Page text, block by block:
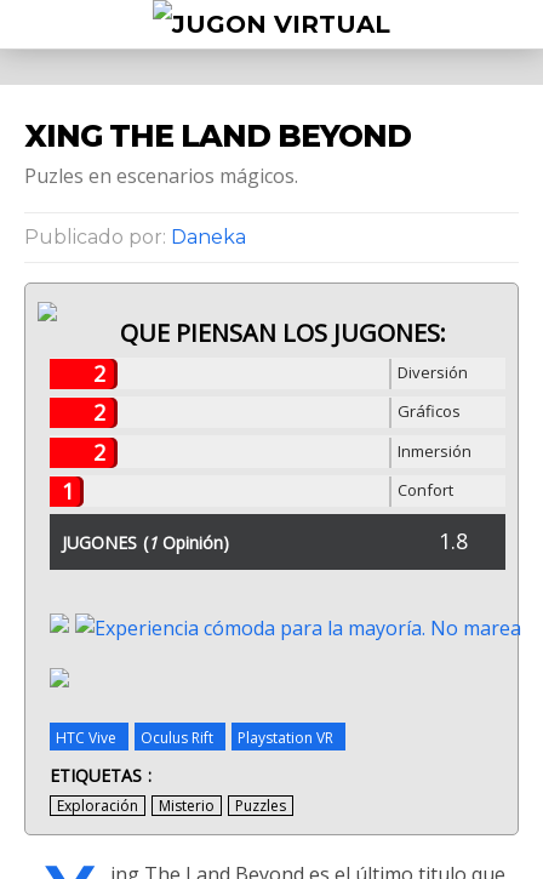
XING THE LAND BEYOND
Puzles en escenarios mágicos.
Publicado por: Daneka
QUE PIENSAN LOS JUGONES:
2 Diversión
2 Gráficos
2 Inmersión
1 Confort
JUGONES (1 Opinión) 1.8
HTC Vive Oculus Rift Playstation VR
ETIQUETAS
Exploración Misterio Puzzles